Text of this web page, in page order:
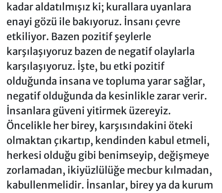
kadar aldatılmışız ki; kurallara uyanlara
enayi gözü ile bakıyoruz. İnsanı çevre
etkiliyor. Bazen pozitif şeylerle
karşılaşıyoruz bazen de negatif olaylarla
karşılaşıyoruz. İşte, bu etki pozitif
olduğunda insana ve topluma yarar sağlar,
negatif olduğunda da kesinlikle zarar verir.
İnsanlara güveni yitirmek üzereyiz.
Öncelikle her birey, karşısındakini öteki
olmaktan çıkartıp, kendinden kabul etmeli,
herkesi olduğu gibi benimseyip, değişmeye
zorlamadan, ikiyüzlülüğe mecbur kılmadan,
kabullenmelidir. İnsanlar, birey ya da kurum